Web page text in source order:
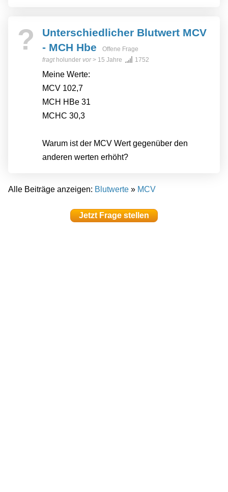
?
Unterschiedlicher Blutwert MCV
- MCH Hbe
Offene Frage
fragt holunder vor> 15 Jahre 1752
Meine Werte:
MCV 102,7
MCH HBe 31
MCHC 30,3
Warum ist der MCV Wert gegenüber den
anderen werten erhöht?
Alle Beiträge anzeigen: Blutwerte » MCV
Jetzt Frage stellen